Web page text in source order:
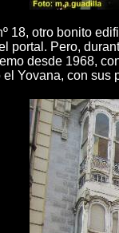
18, otro bonito
portal. Pero,
desde 1968,
el Yovana, con sus